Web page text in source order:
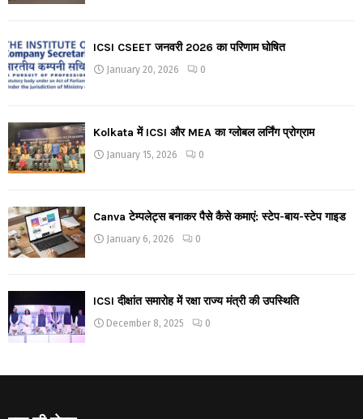
ICSI CSEET जनवरी 2026 का परिणाम घोषित
January 20, 2026 0
Kolkata में ICSI और MEA का ग्लोबल लर्निंग प्रोग्राम
January 15, 2026 0
Canva टेम्पलेट्स बनाकर पैसे कैसे कमाएं: स्टेप-बाय-स्टेप गाइड
January 6, 2026 0
ICSI दीक्षांत समारोह में रक्षा राज्य मंत्री की उपस्थिति
December 8, 2025 0